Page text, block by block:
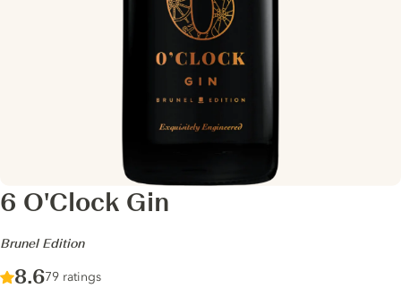
6 O'Clock Gin
-
Brunel Edition
Score :
8.6/ 10
79 ratings